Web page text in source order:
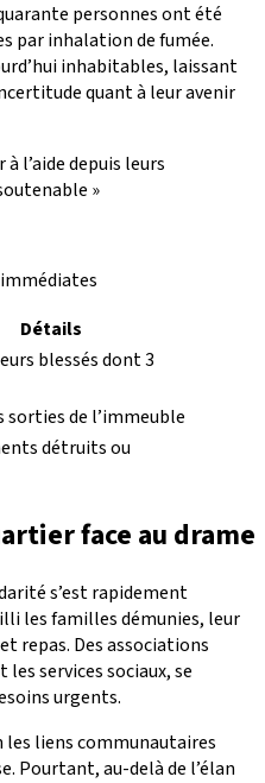
personnes ont été
par inhalation de fumée.
inhabitables, laissant
quant à leur avenir
à l’aide depuis leurs
»
Détails
blessés dont 3
sorties de l’immeuble
détruits ou
face au drame
s’est rapidement
les familles démunies, leur
repas. Des associations
services sociaux, se
urgents.
liens communautaires
Pourtant, au-delà de l’élan